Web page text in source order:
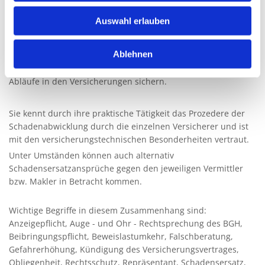
Auswahl erlauben
Ablehnen
machen wollen, Frau Rechtsanwältin Anja Mauderer-Reise
unterstützt Sie gern bei der Durchsetzung Ihrer Ansprüche.
Versicherungsmaklerin und der Kontakt mit einer Vielzahl
unterschiedlicher Versicherungen zu Gute, die ihr sowohl
Kenntnisse der praktischen Schadensabwicklung als auch der
Abläufe in den Versicherungen sichern.
Sie kennt durch ihre praktische Tätigkeit das Prozedere der
Schadenabwicklung durch die einzelnen Versicherer und ist
mit den versicherungstechnischen Besonderheiten vertraut.
Unter Umständen können auch alternativ
Schadensersatzansprüche gegen den jeweiligen Vermittler
bzw. Makler in Betracht kommen.
Wichtige Begriffe in diesem Zusammenhang sind:
Anzeigepflicht, Auge - und Ohr - Rechtsprechung des BGH,
Beibringungspflicht, Beweislastumkehr, Falschberatung,
Gefahrerhöhung, Kündigung des Versicherungsvertrages,
Obliegenheit, Rechtsschutz, Repräsentant, Schadensersatz,